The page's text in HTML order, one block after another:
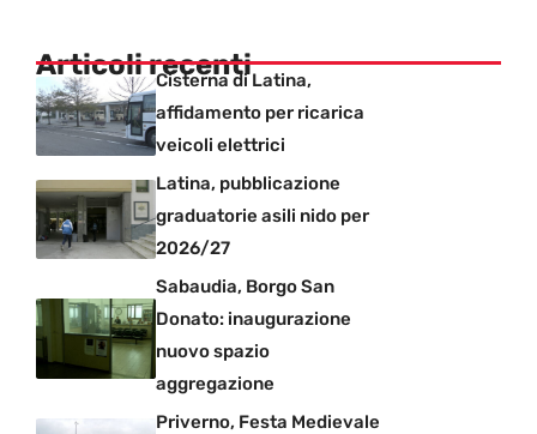
Articoli recenti
Cisterna di Latina,
affidamento per ricarica
veicoli elettrici
Latina, pubblicazione
graduatorie asili nido per
2026/27
Sabaudia, Borgo San
Donato: inaugurazione
nuovo spazio
aggregazione
Priverno, Festa Medievale